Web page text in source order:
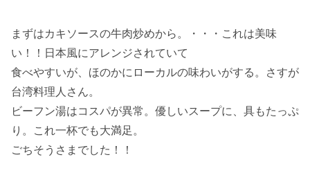
まずはカキソースの牛肉炒めから。・・・これは美味
い！！日本風にアレンジされていて
食べやすいが、ほのかにローカルの味わいがする。さすが
台湾料理人さん。
ビーフン湯はコスパが異常。優しいスープに、具もたっぷ
り。これ一杯でも大満足。
ごちそうさまでした！！